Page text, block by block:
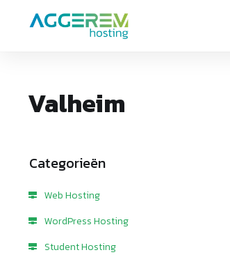
Valheim
Categorieën
Web Hosting
WordPress Hosting
Student Hosting